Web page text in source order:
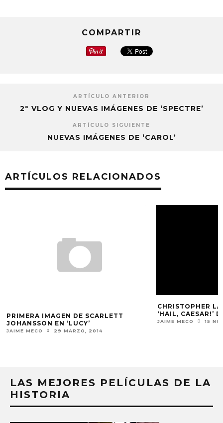
COMPARTIR
ARTÍCULO ANTERIOR
2º VLOG Y NUEVAS IMÁGENES DE ‘SPECTRE’
ARTÍCULO SIGUIENTE
NUEVAS IMÁGENES DE ‘CAROL’
ARTÍCULOS RELACIONADOS
PRIMERA IMAGEN DE SCARLETT
JOHANSSON EN ‘LUCY’
JAIME MECO 29 MARZO, 2014
LAS MEJORES PELÍCULAS DE LA
HISTORIA